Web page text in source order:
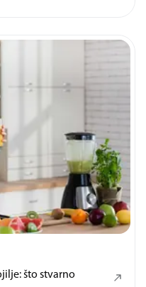
što stvarno